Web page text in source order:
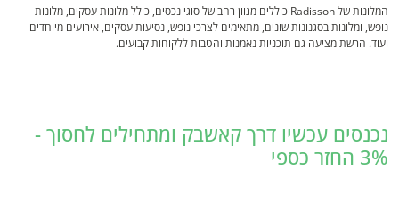
המלונות של Radisson כוללים מגוון רחב של סוגי נכסים, כולל מלונות עסקים, מלונות
נופש, ומלונות בסגנונות שונים, מתאימים לצרכי נופש, נסיעות עסקים, אירועים מיוחדים
ועוד. הרשת מציעה גם תוכניות נאמנות והטבות ללקוחות קבועים.
נכנסים עכשיו דרך קאשבק ומתחילים לחסוך -
3% החזר כספי